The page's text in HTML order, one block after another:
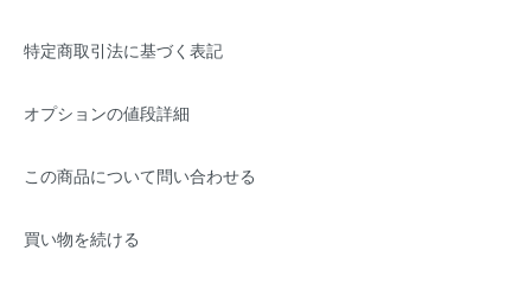
特定商取引法に基づく表記
オプションの値段詳細
この商品について問い合わせる
買い物を続ける